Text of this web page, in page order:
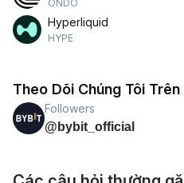
ONDO
Hyperliquid
HYPE
Theo Dõi Chúng Tôi
Followers
@bybit_official